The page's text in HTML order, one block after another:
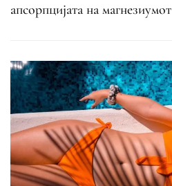
апсорпцијата на магнезиумот